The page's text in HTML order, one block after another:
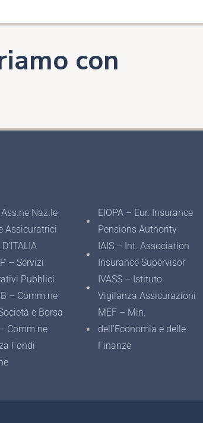
con
Naz.le
Assicuratrici
– Servizi
Pubblici
– Comm.ne
e Borsa
Comm.ne
Fondi
EIOPA – Eur. Insurance
Pensions Authority
IAIS – Int. Association
Insurance Supervisor
IVASS – Istituto
Vigilanza Assicurazioni
MEF – Min.
dell’Economia e delle
Finanze